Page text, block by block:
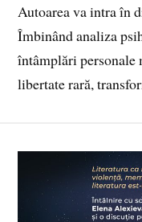
Autoarea va intra în
Îmbinând analiza
întâmplări personale
libertate rară,